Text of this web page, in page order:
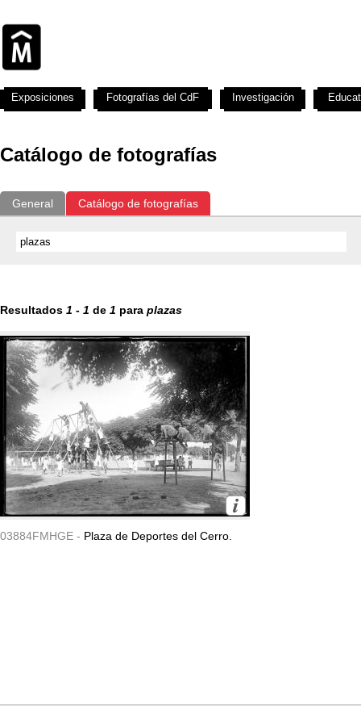
Catálogo de fotografías
General Catálogo de fotografías
Resultados 1 - 1 de 1 para plazas
03884FMHGE - Plaza de Deportes del Cerro.
Exposiciones Fotografías del CdF Investigación